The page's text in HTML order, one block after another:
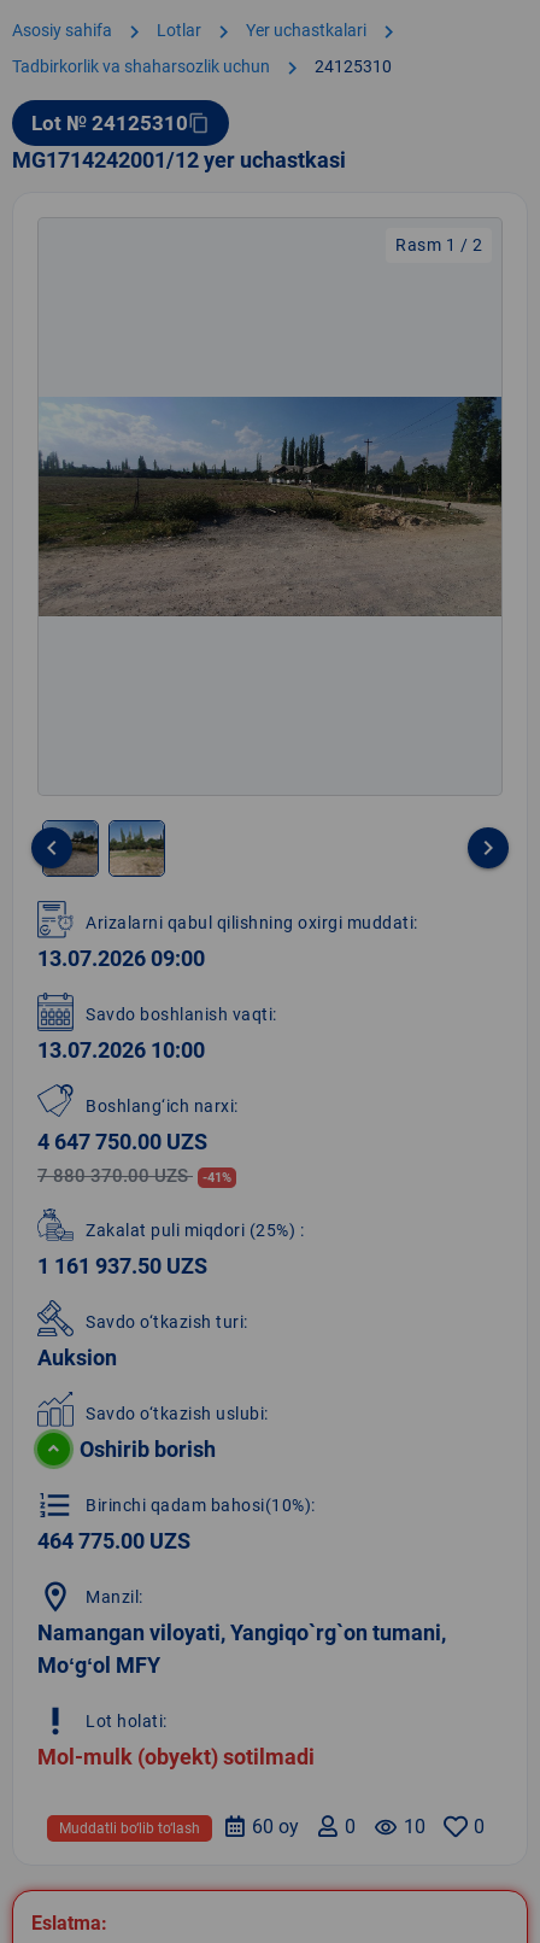
Asosiy sahifa chevron_right Lotlar chevron_right Yer uchastkalari chevron_right
Tadbirkorlik va shaharsozlik uchun chevron_right 24125310
Lot № 24125310content_copy
MG1714242001/12 yer uchastkasi
Rasm 1 / 2
1
of
2
keyboard_arrow_left keyboard_arrow_right
Arizalarni qabul qilishning oxirgi muddati:
13.07.2026 09:00
Savdo boshlanish vaqti:
13.07.2026 10:00
Boshlang‘ich narxi:
4 647 750.00 UZS
7 880 370.00 UZS -41%
Zakalat puli miqdori (25%) :
1 161 937.50 UZS
Savdo o‘tkazish turi:
Auksion
Savdo o‘tkazish uslubi:
Oshirib borish
format_list_numbered Birinchi qadam bahosi(10%):
464 775.00 UZS
location_on Manzil:
Namangan viloyati, Yangiqo`rg`on tumani,
Moʻgʻol MFY
priority_high Lot holati:
Mol-mulk (obyekt) sotilmadi
0
remove_red_eye 10
0
60 oy
Muddatli bo‘lib to‘lash
Eslatma: